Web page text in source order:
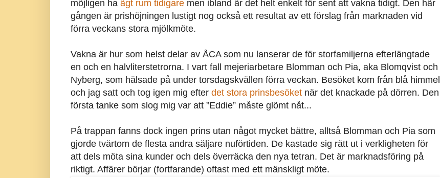
möjligen ha ägt rum tidigaremen ibland är det helt enkelt för sent att vakna tidigt. Den här
gången är prishöjningen lustigt nog också ett resultat av ett förslag från marknaden vid
förra veckans stora mjölkmöte.
Vakna är hur som helst delar av ÅCA som nu lanserar de för storfamiljerna efterlängtade
en och en halvliterstetrorna. I vart fall mejeriarbetare Blomman och Pia, aka Blomqvist och
Nyberg, som hälsade på under torsdagskvällen förra veckan. Besöket kom från blå himmel
och jag satt och tog igen mig efter det stora prinsbesöketnär det knackade på dörren. Den
första tanke som slog mig var att ”Eddie” måste glömt nåt...
På trappan fanns dock ingen prins utan något mycket bättre, alltså Blomman och Pia som
gjorde tvärtom de flesta andra säljare nuförtiden. De kastade sig rätt ut i verkligheten för
att dels möta sina kunder och dels överräcka den nya tetran. Det är marknadsföring på
riktigt. Affärer börjar (fortfarande) oftast med ett mänskligt möte.